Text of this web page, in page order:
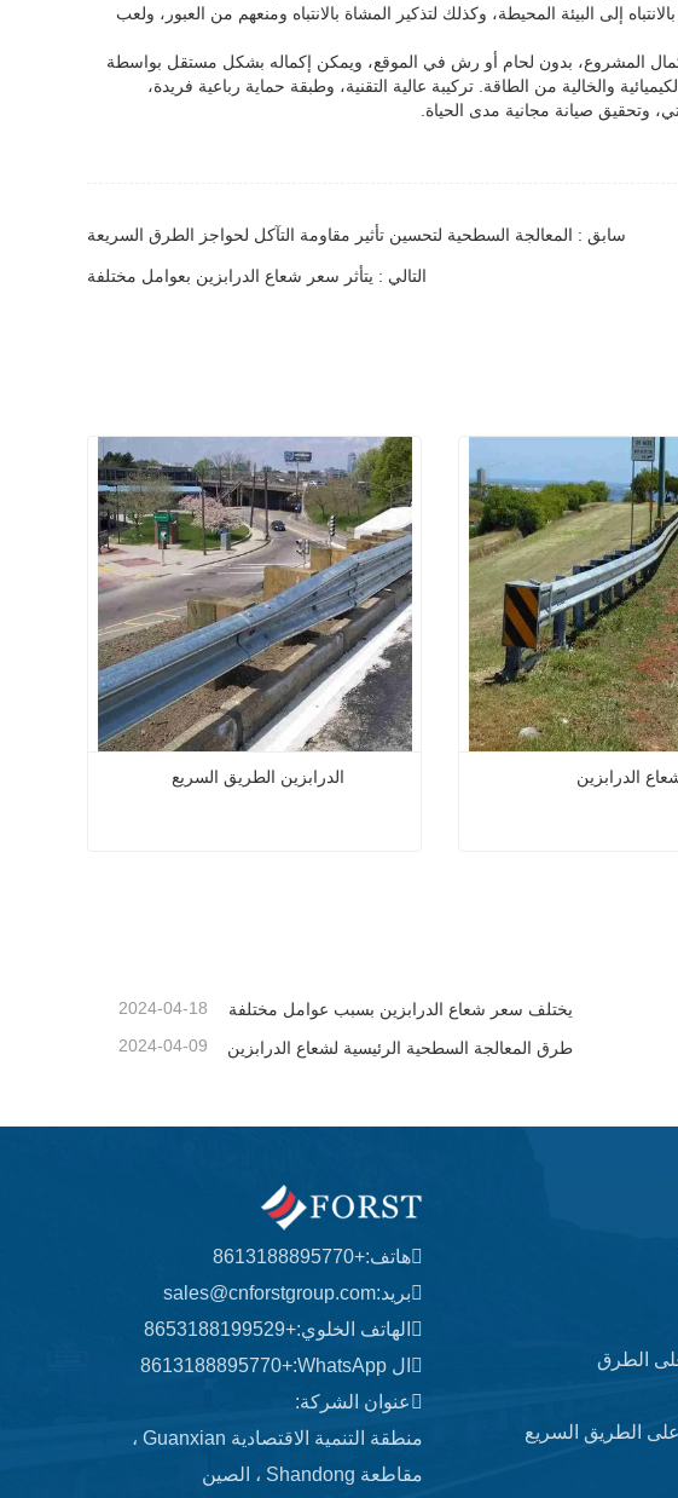
إلى البيئة المحيطة، وكذلك لتذكير المشاة بالانتباه ومنعهم من العبور، ولعب
المشروع، بدون لحام أو رش في الموقع، ويمكن إكماله بشكل مستقل بواسطة
والخالية من الطاقة. تركيبة عالية التقنية، وطبقة حماية رباعية فريدة،
وتحقيق صيانة مجانية مدى الحياة.
سابق : المعالجة السطحية لتحسين تأثير مقاومة التآكل لحواجز الطرق السريعة
التالي : يتأثر سعر شعاع الدرابزين بعوامل مختلفة
الدرابزين الطريق السريع الدرابزين
يختلف سعر شعاع الدرابزين بسبب عوامل مختلفة 2024-04-18
طرق المعالجة السطحية الرئيسية لشعاع الدرابزين 2024-04-09
هاتف:+8613188895770
بريد:sales@cnforstgroup.com
الهاتف الخلوي:+8653188199529
ال WhatsApp:
+8613188895770
عنوان الشركة:
منطقة التنمية الاقتصادية Guanxian ،
مقاطعة Shandong ، الصين
الطرق
الطريق السريع